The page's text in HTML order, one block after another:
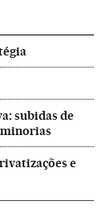
subidas de
e